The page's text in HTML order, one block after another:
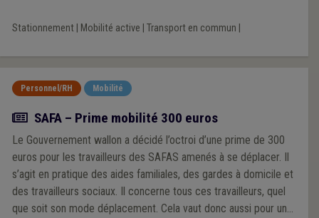
Stationnement| Mobilité active Transport en commun
Personnel/RH Mobilité
Actualité
SAFA – Prime mobilité 300 euros
Le Gouvernement wallon a décidé l’octroi d’une prime de 300
euros pour les travailleurs des SAFAS amenés à se déplacer. Il
s’agit en pratique des aides familiales, des gardes à domicile et
des travailleurs sociaux. Il concerne tous ces travailleurs, quel
que soit son mode déplacement. Cela vaut donc aussi pour une